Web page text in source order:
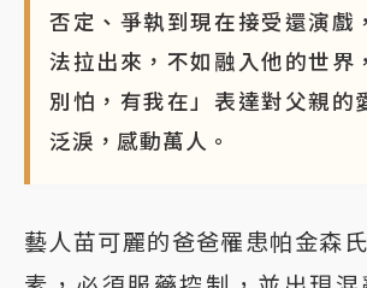
否定、爭執到現在接受還演戲
法拉出來，不如融入他的世界
別怕，有我在」表達對父親的
泛淚，感動萬人。
藝人苗可麗的爸爸罹患帕金森